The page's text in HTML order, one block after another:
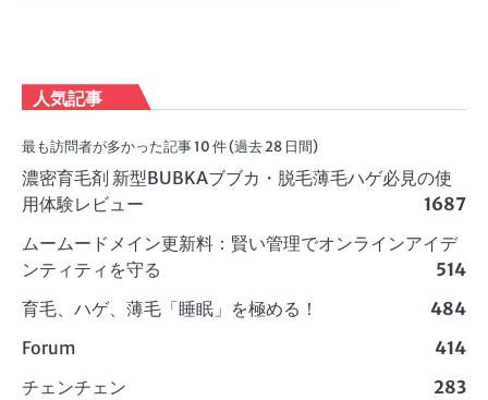
人気記事
最も訪問者が多かった記事 10 件 (過去 28 日間)
濃密育毛剤 新型BUBKAブブカ・脱毛薄毛ハゲ必見の使
用体験レビュー
1687
ムームードメイン更新料：賢い管理でオンラインアイデ
ンティティを守る
514
育毛、ハゲ、薄毛「睡眠」を極める！
484
Forum
414
チェンチェン
283